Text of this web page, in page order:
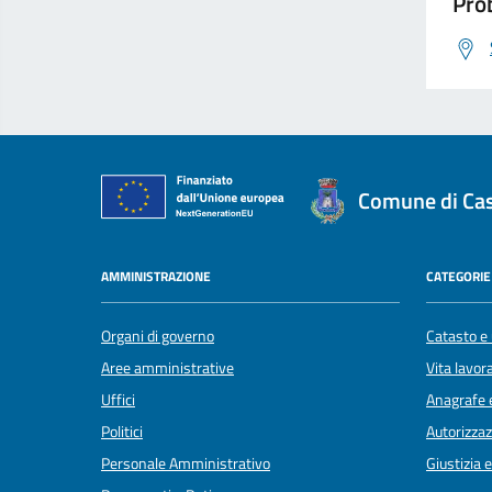
Comune di
AMMINISTRAZIONE
Organi di governo
Aree amministrative
Uffici
Politici
Personale Amministrativo
Catasto
Vita
Anagrafe
Giustizia